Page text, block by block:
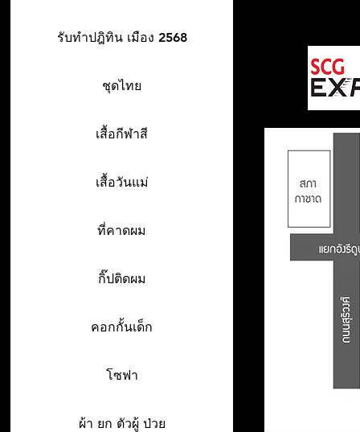
รับทำปฎิทิน เมือง 2568
ชุดไทย
เสื้อกีฬาสี
เสื้อวันแม่
ที่คาดผม
กิ๊ปติดผม
คอกกั้นเด็ก
โซฟา
ผ้า ยก ตัวผู้ ป่วย